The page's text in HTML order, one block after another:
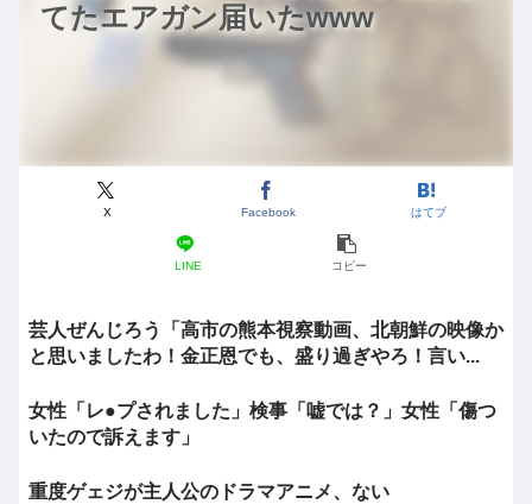
てたエアガン届いたwww
X Facebook はてブ
LINE コピー
芸人ぜんじろう「高市の熊本視察動画、北朝鮮の映像か
と思いましたわ！金正恩でも、盛り過ぎやろ！言い...
女性「レ●プされました」検事「嘘では？」女性「傷つ
いたので訴えます」
重度ゲェジが主人公のドラマアニメ、ない